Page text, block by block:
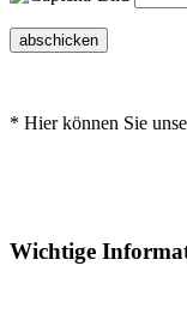
abschicken
* Hier können Sie
Wichtige